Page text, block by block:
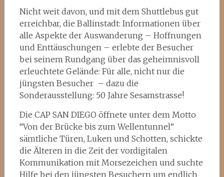
Nicht weit davon, und mit dem Shuttlebus gut
erreichbar, die Ballinstadt: Informationen über
alle Aspekte der Auswanderung – Hoffnungen
und Enttäuschungen – erlebte der Besucher
bei seinem Rundgang über das geheimnisvoll
erleuchtete Gelände: Für alle, nicht nur die
jüngsten Besucher – dazu die
Sonderausstellung: 50 Jahre Sesamstrasse!
Die CAP SAN DIEGO öffnete unter dem Motto
“Von der Brücke bis zum Wellentunnel“
sämtliche Türen, Luken und Schotten, schickte
die Älteren in die Zeit der vordigitalen
Kommunikation mit Morsezeichen und suchte
Hilfe bei den jüngsten Besuchern um endlich